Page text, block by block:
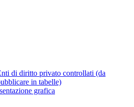
di diritto privato controllati (da
in tabelle)
grafica